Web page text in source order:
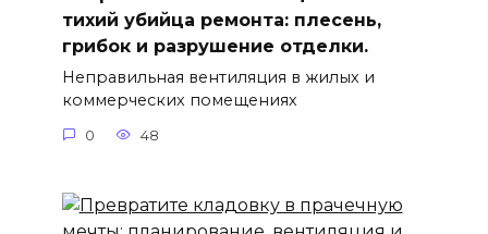
тихий убийца ремонта: плесень,
грибок и разрушение отделки.
Неправильная вентиляция в жилых и
коммерческих помещениях
0 48